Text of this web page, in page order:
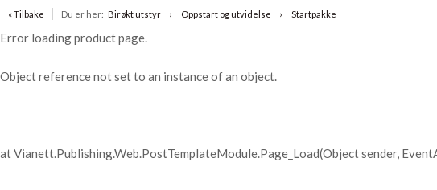
« Tilbake Du er her: Birøkt utstyr Oppstart og utvidelse Startpakke
Error loading product page.
Object reference not set to an instance of an object.
at Vianett.Publishing.Web.PostTemplateModule.Page_Load(Object sender,